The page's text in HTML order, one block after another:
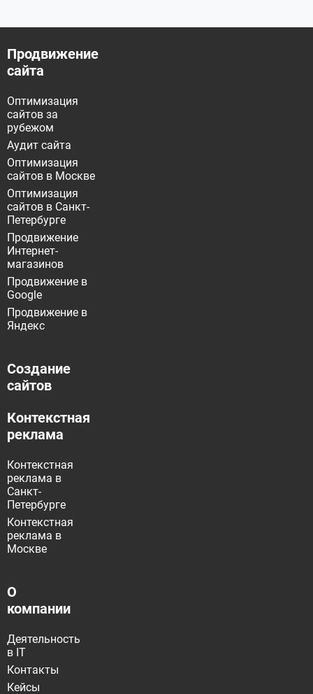
Продвижение
сайта
Оптимизация
сайтов за
рубежом
Аудит сайта
Оптимизация
сайтов в Москве
Оптимизация
сайтов в Санкт-
Петербурге
Продвижение
Интернет-
магазинов
Продвижение в
Google
Продвижение в
Яндекс
Создание
сайтов
Контекстная
реклама
Контекстная
реклама в
Санкт-
Петербурге
Контекстная
реклама в
Москве
О
компании
Деятельность
в IT
Контакты
Кейсы